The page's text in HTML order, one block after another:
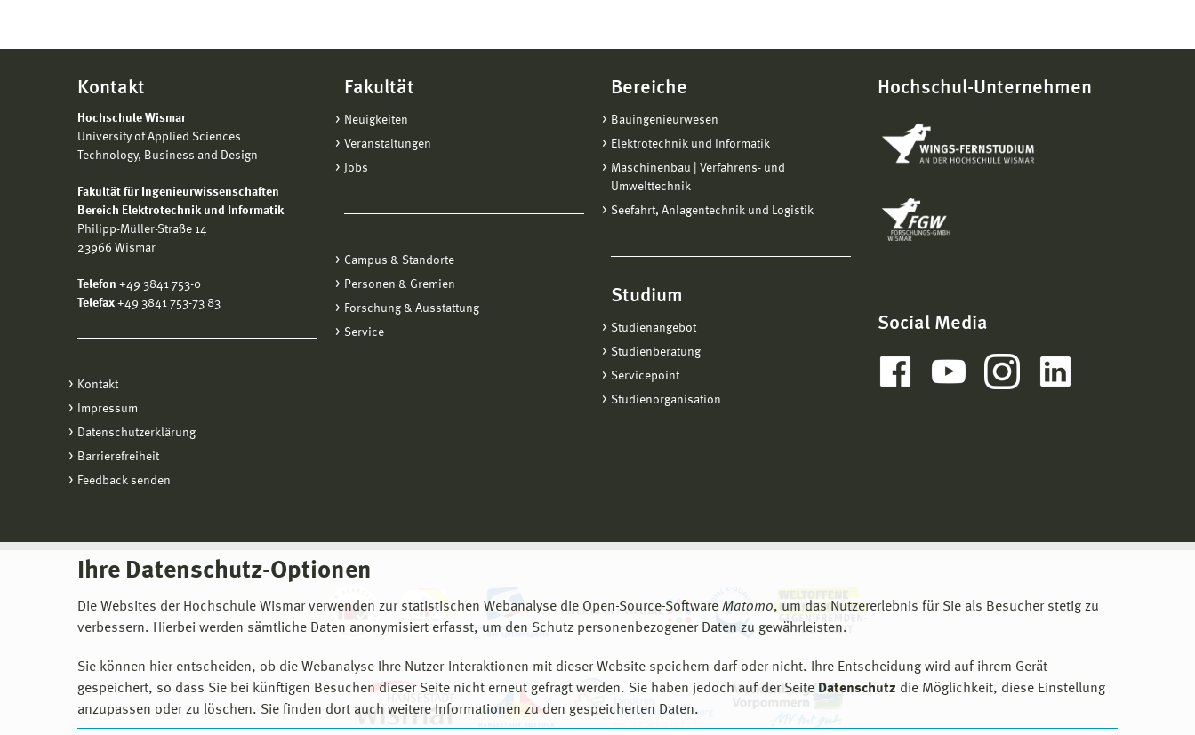
Ihre Datenschutz-Optionen
Die Websites der Hochschule Wismar verwenden zur statistischen Webanalyse die Open-Source-Software Matomo, um das Nutzererlebnis für Sie als Besucher stetig zu
verbessern. Hierbei werden sämtliche Daten anonymisiert erfasst, um den Schutz personenbezogener Daten zu gewährleisten.
Sie können hier entscheiden, ob die Webanalyse Ihre Nutzer-Interaktionen mit dieser Website speichern darf oder nicht. Ihre Entscheidung wird auf ihrem Gerät
gespeichert, so dass Sie bei künftigen Besuchen dieser Seite nicht erneut gefragt werden. Sie haben jedoch auf der Seite Datenschutz die Möglichkeit, diese Einstellung
anzupassen oder zu löschen. Sie finden dort auch weitere Informationen zu den gespeicherten Daten.
Kontakt
Hochschule Wismar
University of Applied Sciences
Technology, Business and Design
Fakultät für Ingenieurwissenschaften
Bereich Elektrotechnik und Informatik
Philipp-Müller-Straße 14
23966 Wismar
Telefon +49 3841 753-0
Telefax +49 3841 753-73 83
Kontakt
Impressum
Datenschutzerklärung
Barrierefreiheit
Feedback senden
Fakultät
Neuigkeiten
Veranstaltungen
Jobs
Campus & Standorte
Personen & Gremien
Forschung & Ausstattung
Service
Bereiche
Bauingenieurwesen
Elektrotechnik und Informatik
Maschinenbau | Verfahrens- und
Umwelttechnik
Seefahrt, Anlagentechnik und Logistik
Studium
Studienangebot
Studienberatung
Servicepoint
Studienorganisation
Hochschul-Unternehmen
Social Media